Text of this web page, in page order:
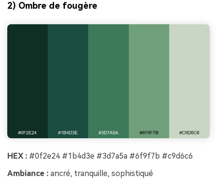
2) Ombre de fougère
HEX : #0f2e24 #1b4d3e #3d7a5a #6f9f7b #c9d6c6
Ambiance : ancré, tranquille, sophistiqué